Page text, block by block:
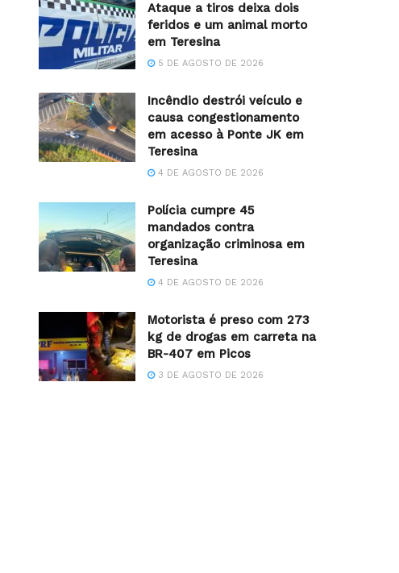
Ataque a tiros deixa dois
feridos e um animal morto
em Teresina
5 DE AGOSTO DE 2026
Incêndio destrói veículo e
causa congestionamento
em acesso à Ponte JK em
Teresina
4 DE AGOSTO DE 2026
Polícia cumpre 45
mandados contra
organização criminosa em
Teresina
4 DE AGOSTO DE 2026
Motorista é preso com 273
kg de drogas em carreta na
BR-407 em Picos
3 DE AGOSTO DE 2026